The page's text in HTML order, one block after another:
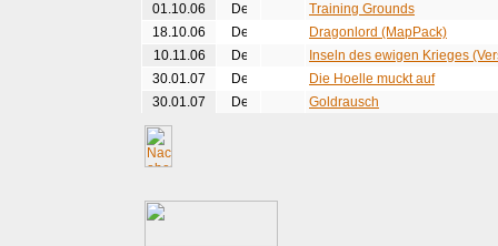
01.10.06
Training Grounds
18.10.06
Dragonlord (MapPack)
10.11.06
Inseln des ewigen Krieges
30.01.07
Die Hoelle muckt auf
30.01.07
Goldrausch